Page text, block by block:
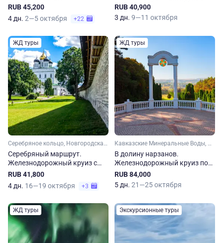
RUB 45,200
4 дн. 2—5 октября +22
Тулу и Елец с посещением
Ясной Поляны
RUB 40,900
3 дн. 9—11 октября
ЖД туры
Серебряное кольцо, Новгородская область, Псковская область
Серебряный маршрут.
Железнодорожный круиз с
посещением Печор и
RUB 41,800
4 дн. 16—19 октября +3
ЖД туры
Кавказские Минеральные Воды, Ставропольский край, Кавказ
В долину нарзанов.
Железнодорожный круиз по
городам КМВ
RUB 84,000
5 дн. 21—25 октября
ЖД туры Экскурсионные туры